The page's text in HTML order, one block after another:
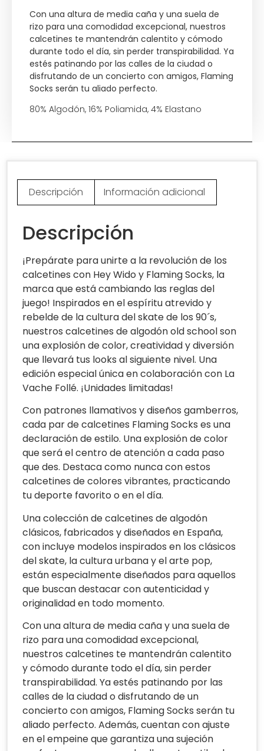
Con una altura de media caña y una suela de
rizo para una comodidad excepcional, nuestros
calcetines te mantendrán calentito y cómodo
durante todo el día, sin perder transpirabilidad. Ya
estés patinando por las calles de la ciudad o
disfrutando de un concierto con amigos, Flaming
Socks serán tu aliado perfecto.
80% Algodón, 16% Poliamida, 4% Elastano
Descripción Información adicional
Descripción
¡Prepárate para unirte a la revolución de los
calcetines con Hey Wido y Flaming Socks, la
marca que está cambiando las reglas del
juego! Inspirados en el espíritu atrevido y
rebelde de la cultura del skate de los 90´s,
nuestros calcetines de algodón old school son
una explosión de color, creatividad y diversión
que llevará tus looks al siguiente nivel. Una
edición especial única en colaboración con La
Vache Follé. ¡Unidades limitadas!
Con patrones llamativos y diseños gamberros,
cada par de calcetines Flaming Socks es una
declaración de estilo. Una explosión de color
que será el centro de atención a cada paso
que des. Destaca como nunca con estos
calcetines de colores vibrantes, practicando
tu deporte favorito o en el día.
Una colección de calcetines de algodón
clásicos, fabricados y diseñados en España,
con incluye modelos inspirados en los clásicos
del skate, la cultura urbana y el arte pop,
están especialmente diseñados para aquellos
que buscan destacar con autenticidad y
originalidad en todo momento.
Con una altura de media caña y una suela de
rizo para una comodidad excepcional,
nuestros calcetines te mantendrán calentito
y cómodo durante todo el día, sin perder
transpirabilidad. Ya estés patinando por las
calles de la ciudad o disfrutando de un
concierto con amigos, Flaming Socks serán tu
aliado perfecto. Además, cuentan con ajuste
en el empeine que garantiza una sujeción